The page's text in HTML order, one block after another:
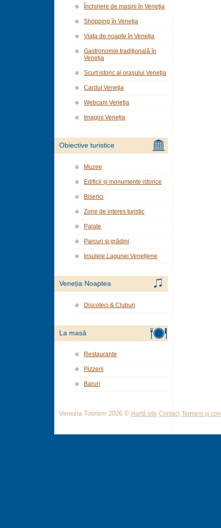
Închiriere de maşini în Veneţia
Shopping în Veneţia
Viaţa de noapte în Veneţia
Gastronomie tradiţională în
Veneţia
Scurt istoric al oraşului Veneţia
Cardul Veneţia
Webcam Veneţia
Imagini Veneția
Obiective turistice
Muzee
Edificii și monumente istorice
Biserici
Zone de interes turistic
Palate
Parcuri şi grădini
Insulele Lagunei Veneţiene
Veneția Noaptea
Discoteci & Cluburi
La masă
Restaurante
Pizzerii
Baruri
Venezia Tourism 2026 © Hartă site Contact Termeni și